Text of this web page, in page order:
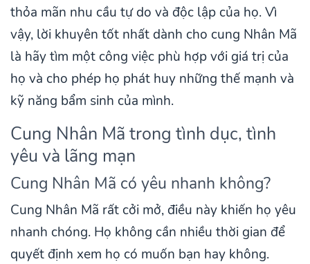
thỏa mãn nhu cầu tự do và độc lập của họ. Vì
vậy, lời khuyên tốt nhất dành cho cung Nhân Mã
là hãy tìm một công việc phù hợp với giá trị của
họ và cho phép họ phát huy những thế mạnh và
kỹ năng bẩm sinh của mình.
Cung Nhân Mã trong tình dục, tình
yêu và lãng mạn
Cung Nhân Mã có yêu nhanh không?
Cung Nhân Mã rất cởi mở, điều này khiến họ yêu
nhanh chóng. Họ không cần nhiều thời gian để
quyết định xem họ có muốn bạn hay không.